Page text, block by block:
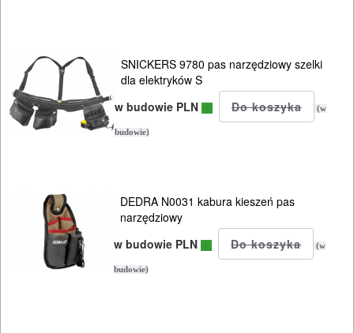
TRANSPORTOWANIE
Skrzynki
Skrzynki
systemowe
Torby
SNICKERS 9780 pas narzędziowy szelki
dla elektryków S
w budowie PLN
(w
budowie)
DEDRA N0031 kabura kieszeń pas
narzędziowy
w budowie PLN
(w
budowie)